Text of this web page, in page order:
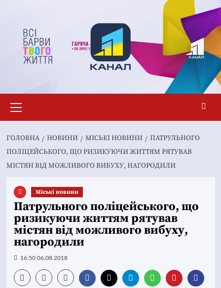
вмісту
меню
ГОЛОВНА НОВИНИ MІСЬКІ НОВИНИ
ПАТРУЛЬНОГО
ПОЛІЦЕЙСЬКОГО, ЩО РИЗИКУЮЧИ ЖИТТЯМ РЯТУВАВ
МІСТЯН ВІД МОЖЛИВОГО ВИБУХУ, НАГОРОДИЛИ
Mіські новини
Патрульного поліцейського, що
ризикуючи життям рятував
містян від можливого вибуху,
нагородили
16:50 06.08.2018